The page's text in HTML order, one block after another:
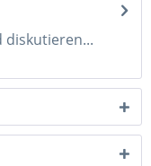
diskutieren...